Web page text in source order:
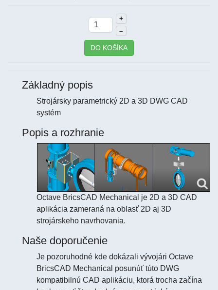
+
–
DO KOŠÍKA
Základný popis
Strojársky parametrický 2D a 3D DWG CAD
systém
Popis a rozhranie
Octave BricsCAD Mechanical je 2D a 3D CAD
aplikácia zameraná na oblasť 2D aj 3D
strojárskeho navrhovania.
Naše doporučenie
Je pozoruhodné kde dokázali vývojári Octave
BricsCAD Mechanical posunúť túto DWG
kompatibilnú CAD aplikáciu, ktorá trocha začína